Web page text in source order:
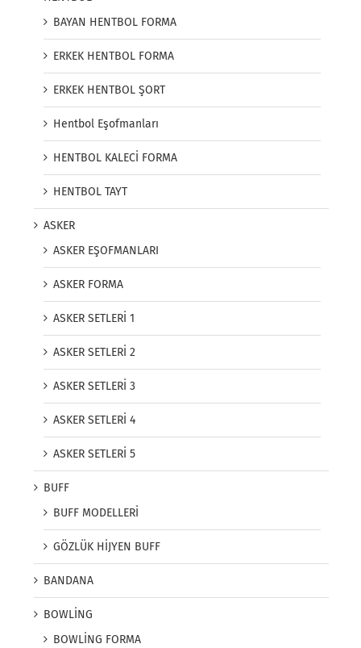
BAYAN HENTBOL FORMA
ERKEK HENTBOL FORMA
ERKEK HENTBOL ŞORT
Hentbol Eşofmanları
HENTBOL KALECİ FORMA
HENTBOL TAYT
ASKER
ASKER EŞOFMANLARI
ASKER FORMA
ASKER SETLERİ 1
ASKER SETLERİ 2
ASKER SETLERİ 3
ASKER SETLERİ 4
ASKER SETLERİ 5
BUFF
BUFF MODELLERİ
GÖZLÜK HİJYEN BUFF
BANDANA
BOWLİNG
BOWLİNG FORMA